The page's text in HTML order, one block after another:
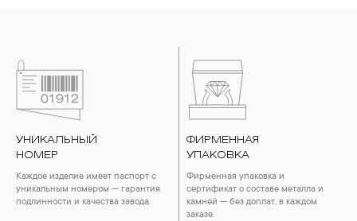
УНИКАЛЬНЫЙ
НОМЕР
Каждое изделие имеет паспорт с
уникальным номером — гарантия
подлинности и качества завода.
ФИРМЕННАЯ
УПАКОВКА
Фирменная упаковка и
сертификат о составе металла и
камней — без доплат, в каждом
заказе.